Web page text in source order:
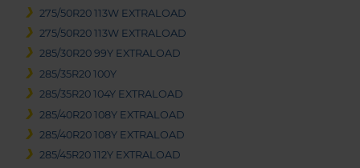
275/50R20 113W EXTRALOAD
275/50R20 113W EXTRALOAD
285/30R20 99Y EXTRALOAD
285/35R20 100Y
285/35R20 104Y EXTRALOAD
285/40R20 108Y EXTRALOAD
285/40R20 108Y EXTRALOAD
285/45R20 112Y EXTRALOAD